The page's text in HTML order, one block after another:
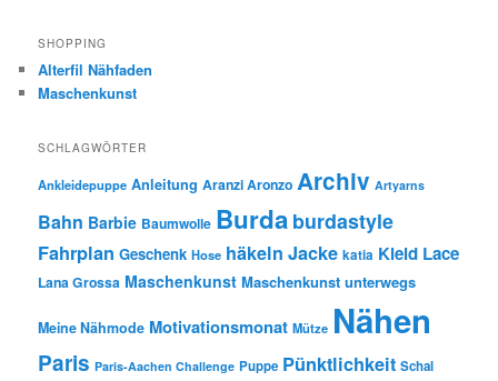
SHOPPING
Alterfil Nähfaden
Maschenkunst
SCHLAGWÖRTER
Ankleidepuppe Anleitung Aranzi Aronzo Archiv Artyarns
Bahn Barbie Baumwolle Burda burdastyle
Fahrplan Geschenk Hose häkeln Jacke katia Kleid Lace
Lana Grossa Maschenkunst Maschenkunst unterwegs
Meine Nähmode Motivationsmonat Mütze Nähen
Paris Paris-Aachen Challenge Puppe Pünktlichkeit Schal